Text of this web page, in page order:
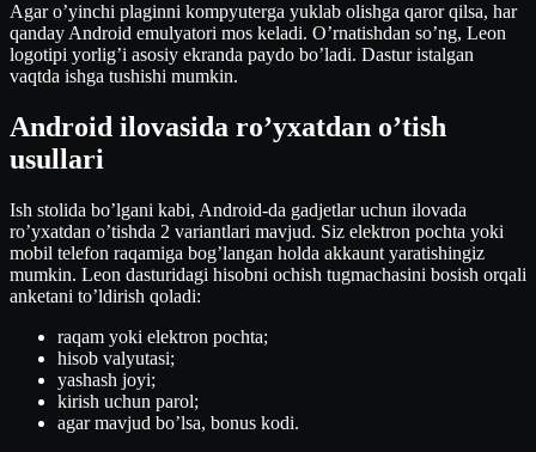
Agar o’yinchi plaginni kompyuterga yuklab olishga qaror qilsa, har
qanday Android emulyatori mos keladi. O’rnatishdan so’ng, Leon
logotipi yorlig’i asosiy ekranda paydo bo’ladi. Dastur istalgan
vaqtda ishga tushishi mumkin.
Android ilovasida ro’yxatdan o’tish
usullari
Ish stolida bo’lgani kabi, Android-da gadjetlar uchun ilovada
ro’yxatdan o’tishda 2 variantlari mavjud. Siz elektron pochta yoki
mobil telefon raqamiga bog’langan holda akkaunt yaratishingiz
mumkin. Leon dasturidagi hisobni ochish tugmachasini bosish orqali
anketani to’ldirish qoladi:
raqam yoki elektron pochta;
hisob valyutasi;
yashash joyi;
kirish uchun parol;
agar mavjud bo’lsa, bonus kodi.